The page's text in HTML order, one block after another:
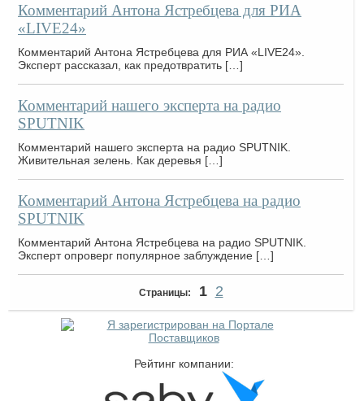
Комментарий Антона Ястребцева для РИА
«LIVE24»
Комментарий Антона Ястребцева для РИА «LIVE24».
Эксперт рассказал, как предотвратить […]
Комментарий нашего эксперта на радио
SPUTNIK
Комментарий нашего эксперта на радио SPUTNIK.
Живительная зелень. Как деревья […]
Комментарий Антона Ястребцева на радио
SPUTNIK
Комментарий Антона Ястребцева на радио SPUTNIK.
Эксперт опроверг популярное заблуждение […]
Страницы: 1 2
Рейтинг компании: